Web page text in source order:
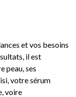
et vos besoins
il est
peau, ses
votre sérum
voire